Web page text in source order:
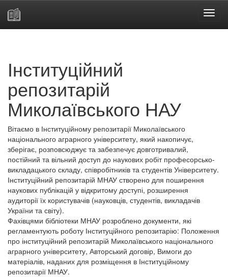
Інституційний
репозитарій
Миколаївського НАУ
Вітаємо в Інституційному репозитарії Миколаївського
національного аграрного університету, який накопичує,
зберігає, розповсюджує та забезпечує довготривалий,
постійний та вільний доступ до наукових робіт професорсько-
викладацького складу, співробітників та студентів Університету.
Інституційний репозитарій МНАУ створено для поширення
наукових публікацій у відкритому доступі, розширення
аудиторії їх користувачів (науковців, студентів, викладачів
України та світу).
Фахівцями бібліотеки МНАУ розроблено документи, які
регламентують роботу Інституційного репозитарію: Положення
про інституційний репозитарій Миколаївського національного
аграрного університету, Авторський договір, Вимоги до
матеріалів, наданих для розміщення в Інституційному
репозитарії МНАУ.